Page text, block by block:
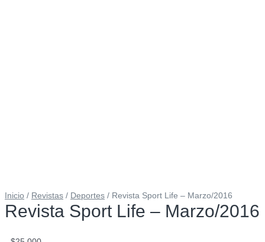
Inicio / Revistas / Deportes / Revista Sport Life – Marzo/2016
Revista Sport Life – Marzo/2016